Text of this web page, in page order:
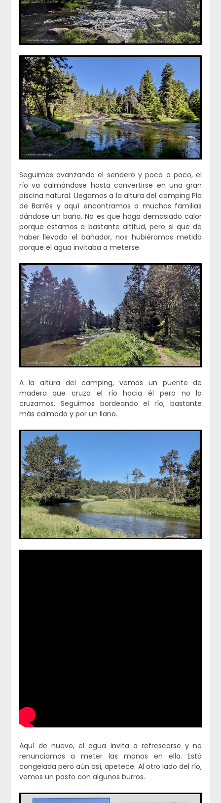
Seguimos avanzando el sendero y poco a poco, el
río va calmándose hasta convertirse en una gran
piscina natural. Llegamos a la altura del camping Pla
de Barrès y aquí encontramos a muchas familias
dándose un baño. No es que haga demasiado calor
porque estamos a bastante altitud, pero si que de
haber llevado el bañador, nos hubiéramos metido
porque el agua invitaba a meterse.
A la altura del camping, vemos un puente de
madera que cruza el río hacia él pero no lo
cruzamos. Seguimos bordeando el río, bastante
más calmado y por un llano.
Aquí de nuevo, el agua invita a refrescarse y no
renunciamos a meter las manos en ella. Está
congelada pero aún así, apetece. Al otro lado del río,
vemos un pasto con algunos burros.